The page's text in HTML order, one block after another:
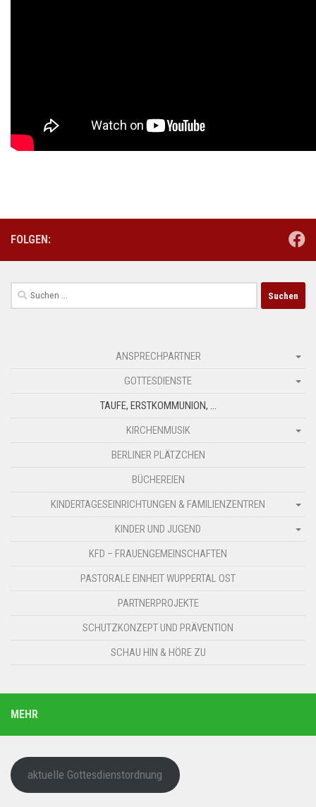
FOLGEN:
Suchen
nach:
ANSPRECHPARTNER
GOTTESDIENSTE
TAUFE, ERSTKOMMUNION, …
KIRCHENMUSIK
BERLINER PLÄTZCHEN
BÜCHEREIEN
KINDERTAGESEINRICHTUNGEN & FAMILIENZENTREN
KINDER UND JUGEND
KFD – FRAUENGEMEINSCHAFTEN
PASTORALE EINHEIT WUPPERTAL OST
PARTNERPROJEKTE
SCHUTZKONZEPT UND PRÄVENTION
SCHAU HIN & HÖRE ZU
MEHR
aktuelle Gottesdienstordnung